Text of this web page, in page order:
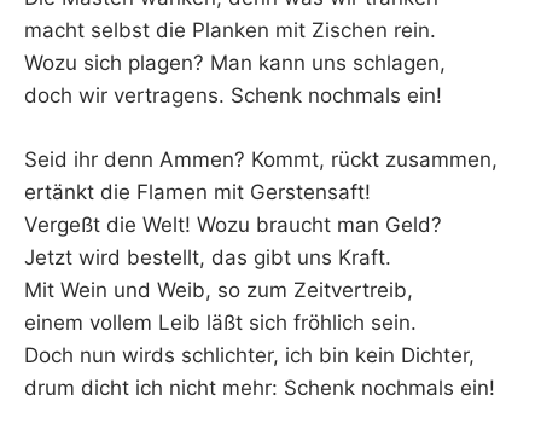
macht selbst die Planken mit Zischen rein.
Wozu sich plagen? Man kann uns schlagen,
doch wir vertragens. Schenk nochmals ein!
Seid ihr denn Ammen? Kommt, rückt zusammen,
ertänkt die Flamen mit Gerstensaft!
Vergeßt die Welt! Wozu braucht man Geld?
Jetzt wird bestellt, das gibt uns Kraft.
Mit Wein und Weib, so zum Zeitvertreib,
einem vollem Leib läßt sich fröhlich sein.
Doch nun wirds schlichter, ich bin kein Dichter,
drum dicht ich nicht mehr: Schenk nochmals ein!